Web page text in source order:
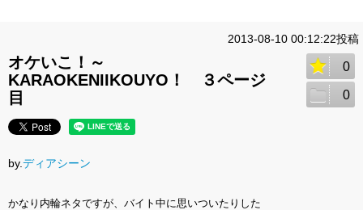
2013-08-10 00:12:22投稿
オケいこ！～
KARAOKENIIKOUYO！ ３ページ
目
0
0
by.ディアシーン
かなり内輪ネタですが、バイト中に思いついたりした